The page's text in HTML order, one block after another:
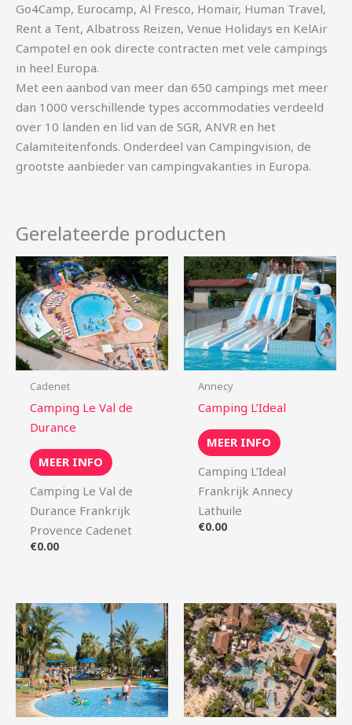
Go4Camp, Eurocamp, Al Fresco, Homair, Human Travel,
Rent a Tent, Albatross Reizen, Venue Holidays en KelAir
Campotel en ook directe contracten met vele campings
in heel Europa.
Met een aanbod van meer dan 650 campings met meer
dan 1000 verschillende types accommodaties verdeeld
over 10 landen en lid van de SGR, ANVR en het
Calamiteitenfonds. Onderdeel van Campingvision, de
grootste aanbieder van campingvakanties in Europa.
Gerelateerde producten
Cadenet
Camping Le Val de
Durance
MEER INFO
Camping Le Val de
Durance Frankrijk
Provence Cadenet
€0.00
Annecy
Camping L’Ideal
MEER INFO
Camping L’Ideal
Frankrijk Annecy
Lathuile
€0.00